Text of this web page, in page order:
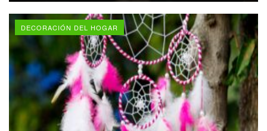
DECORACIÓN DEL HOGAR